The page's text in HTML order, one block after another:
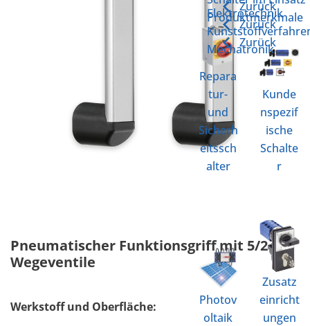
Repara
tur-
und
Sicherh
eitssch
alter
Kunde
nspezif
ische
Schalte
r
Photov
oltaik
Zusatz
einricht
ungen
Elektrotechnik
Mechatronik
Zurück
Zurück
Produktmerkmale
Zurück
Pneumatischer Funktionsgriff mit 5/2-
Wegeventile
Werkstoff und Oberfläche: